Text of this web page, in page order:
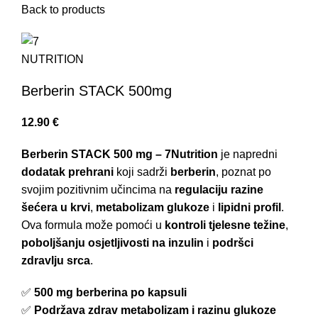
Back to products
Berberin STACK 500mg
12.90 €
Berberin STACK 500 mg – 7Nutrition je napredni
dodatak prehrani koji sadrži berberin, poznat po
svojim pozitivnim učincima na regulaciju razine
šećera u krvi, metabolizam glukoze i lipidni profil .
Ova formula može pomoći u kontroli tjelesne težine,
poboljšanju osjetljivosti na inzulin i podršci
zdravlju srca.
✅ 500 mg berberina po kapsuli
✅ Podržava zdrav metabolizam i razinu glukoze